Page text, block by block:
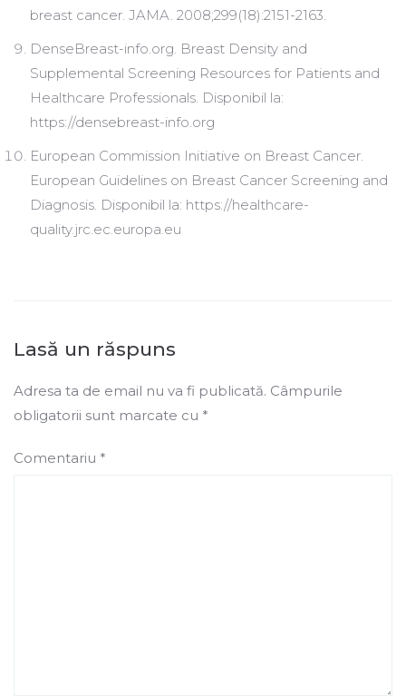
breast cancer. JAMA. 2008;299(18):2151-2163.
DenseBreast-info.org. Breast Density and
Supplemental Screening Resources for Patients and
Healthcare Professionals. Disponibil la:
https://densebreast-info.org
European Commission Initiative on Breast Cancer.
European Guidelines on Breast Cancer Screening and
Diagnosis. Disponibil la: https://healthcare-
quality.jrc.ec.europa.eu
Lasă un răspuns
Adresa ta de email nu va fi publicată. Câmpurile
obligatorii sunt marcate cu *
Comentariu *